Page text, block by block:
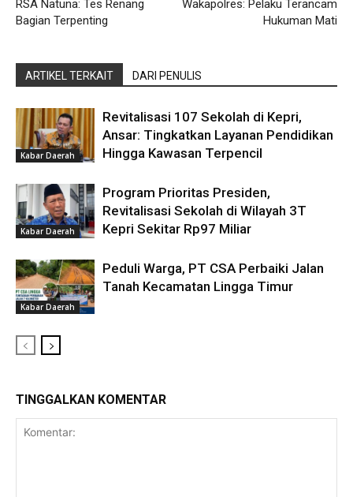
RSA Natuna: Tes Renang
Bagian Terpenting
Wakapolres: Pelaku Terancam
Hukuman Mati
ARTIKEL TERKAIT DARI PENULIS
Kabar Daerah
Revitalisasi 107 Sekolah di Kepri,
Ansar: Tingkatkan Layanan Pendidikan
Hingga Kawasan Terpencil
Kabar Daerah
Program Prioritas Presiden,
Revitalisasi Sekolah di Wilayah 3T
Kepri Sekitar Rp97 Miliar
Kabar Daerah
Peduli Warga, PT CSA Perbaiki Jalan
Tanah Kecamatan Lingga Timur
TINGGALKAN KOMENTAR